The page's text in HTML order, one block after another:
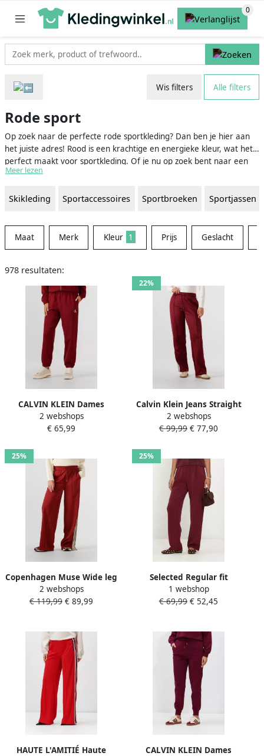
Wis filters Alle filters
Rode sport
Op zoek naar de perfecte rode sportkleding? Dan ben je hier aan
het juiste adres! Rood is een krachtige en energieke kleur, wat het
perfect maakt voor sportkleding. Of je nu op zoek bent naar een
rood sportshirt, een rode sportbroek, of zelfs rode sportschoenen,
rode sportkleding tegen de beste prijs.
Meer lezen
Skikleding Sportaccessoires Sportbroeken Sportjassen
Maat Merk Kleur 1 Prijs Geslacht
978 resultaten:
CALVIN KLEIN Dames
Broeken Monologo French
Terry Jogger Bordeaux
2 webshops
€ 65,99
22%
Calvin Klein Jeans Straight
fit sweatpants met
contraststrepen model
2 webshops
€ 99,99 € 77,90
25%
Copenhagen Muse Wide leg
sweatpants met
tunnelkoord model 'ADA'
2 webshops
€ 119,99 € 89,99
25%
Selected Regular fit
sweatbroek van modalmix
model 'TENNY'
1 webshop
€ 69,99 € 52,45
HAUTE L'AMITIÉ Haute
CALVIN KLEIN Dames